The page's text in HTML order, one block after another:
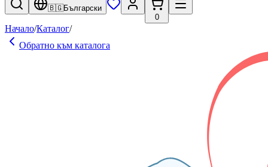
🇧🇬Български
0
Начало/Каталог/
Обратно към каталога